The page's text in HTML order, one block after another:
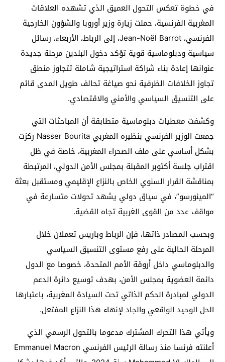
في خطوة تعكس التحول العميق الذي تشهده العلاقات
المغربية الفرنسية، حملت زيارة وزير أوروبا والشؤون الخارجية
الفرنسي، Jean-Noël Barrot، إلى الرباط، الأربعاء، رسائل
سياسية ودبلوماسية قوية تؤكد دخول البلدين مرحلة جديدة
عنوانها إعادة بناء شراكة استراتيجية شاملة تتجاوز منطق
تجاوز الخلافات الظرفية نحو صياغة تحالف طويل المدى قائم
على التنسيق السياسي والأمني والاقتصادي.
وكشفت معطيات دبلوماسية متطابقة أن المباحثات التي
جمعت الوزير الفرنسي بنظيره المغربي Nasser Bourita ركزت
بشكل أساسي على ملف الصحراء المغربية، خاصة في ظل
اقتراب جلسة أكتوبر المقبلة بمجلس الأمن الدولي، المرتبطة
بمناقشة القرار السنوي الخاص بالنزاع الإقليمي ومستقبل بعثة
“المينورسو”، في سياق دولي يشهد تحولات متسارعة في
مواقف عدد من القوى الغربية تجاه القضية.
وبحسب المصادر ذاتها، فإن الرباط وباريس تعملان خلال
المرحلة الحالية على رفع مستوى التنسيق السياسي
والدبلوماسي داخل أروقة الأمم المتحدة، خصوصا مع الدول
دائمة العضوية بمجلس الأمن، بهدف توسيع دائرة الدعم
الدولي لمبادرة الحكم الذاتي تحت السيادة المغربية، باعتبارها
الحل الوحيد الواقعي والجاد لإنهاء هذا النزاع المفتعل.
ويأتي هذا التحرك المشترك مدعوما بالتحول الرسمي الذي
أعلنته فرنسا منذ رسالة الرئيس الفرنسي Emmanuel Macron